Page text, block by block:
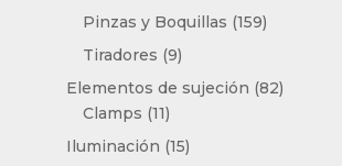
Pinzas y Boquillas 159159
Tiradores 99
productos
Elementos de sujeción 8282
Clamps 1111
productos
Iluminación 1515